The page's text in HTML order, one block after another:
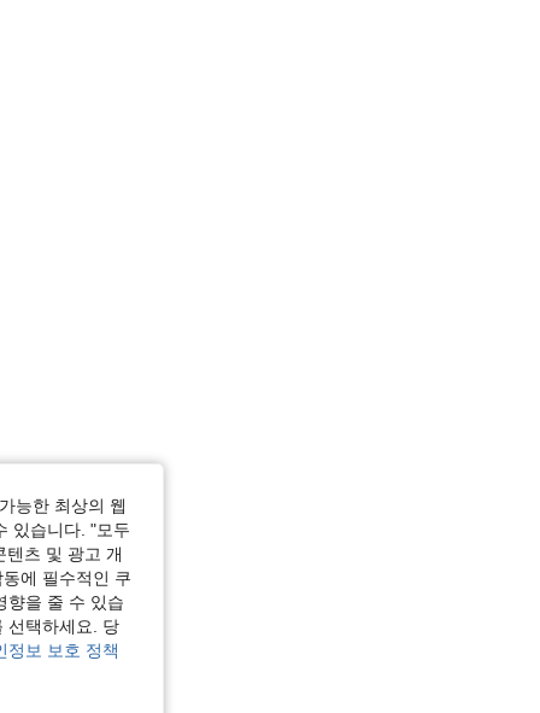
능한 최상의 웹
있습니다. "모두
츠 및 광고 개
에 필수적인 쿠
향을 줄 수 있습
선택하세요. 당
정보 보호 정책